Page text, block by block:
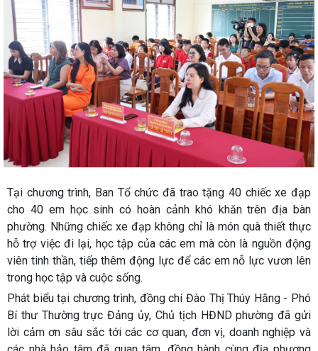
Tại chương trình, Ban Tổ chức đã trao tặng 40 chiếc xe đạp
cho 40 em học sinh có hoàn cảnh khó khăn trên địa bàn
phường. Những chiếc xe đạp không chỉ là món quà thiết thực
hỗ trợ việc đi lại, học tập của các em mà còn là nguồn động
viên tinh thần, tiếp thêm động lực để các em nỗ lực vươn lên
trong học tập và cuộc sống.
Phát biểu tại chương trình, đồng chí Đào Thị Thúy Hằng - Phó
Bí thư Thường trực Đảng ủy, Chủ tịch HĐND phường đã gửi
lời cảm ơn sâu sắc tới các cơ quan, đơn vị, doanh nghiệp và